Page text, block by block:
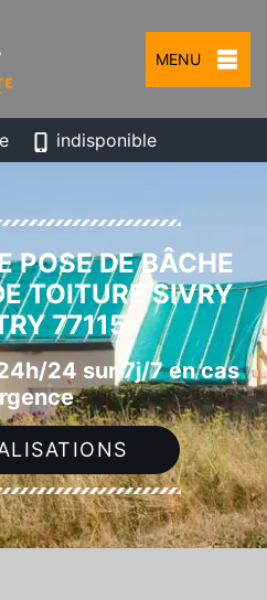
MENU
indisponible
POSE DE BÂCHE
TOITURE SIVRY
77115
24 sur 7j/7 en cas